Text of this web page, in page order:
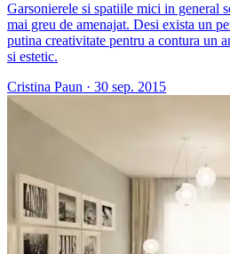
Garsonierele si spatiile mici in general
mai greu de amenajat. Desi exista un
putina creativitate pentru a contura un
si estetic.
Cristina Paun · 30 sep. 2015